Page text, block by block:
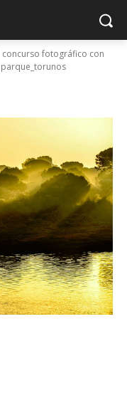
concurso fotográfico con
parque_torunos